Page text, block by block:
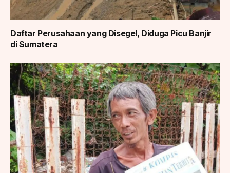
Daftar Perusahaan yang Disegel, Diduga Picu Banjir
di Sumatera